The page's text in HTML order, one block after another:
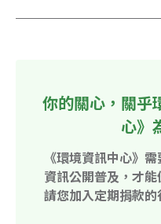
你的關心，關
心》
《環境資訊中心》
資訊公開普及，才
請您加入定期捐款